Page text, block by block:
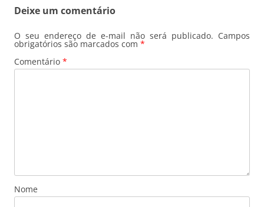
Deixe um comentário
O seu endereço de e-mail não será publicado. Campos
obrigatórios são marcados com *
Comentário *
Nome